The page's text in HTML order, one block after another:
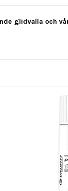
glidvalla och